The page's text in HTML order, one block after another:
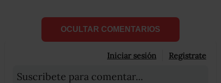
OCULTAR COMENTARIOS
Iniciar sesión Registrate
Suscribete para comentar...